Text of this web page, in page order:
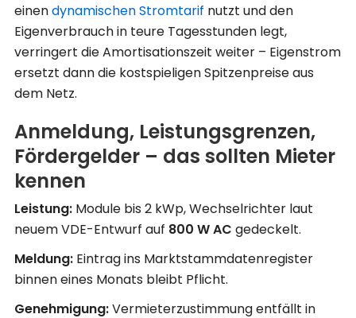
einendynamischen Stromtarif nutzt und den
Eigenverbrauch in teure Tagesstunden legt,
verringert die Amortisationszeit weiter – Eigenstrom
ersetzt dann die kostspieligen Spitzenpreise aus
dem Netz.
Anmeldung, Leistungsgrenzen,
Fördergelder – das sollten Mieter
kennen
Leistung: Module bis 2 kWp, Wechselrichter laut
neuem VDE-Entwurf auf 800 W AC gedeckelt.
Meldung: Eintrag ins Marktstammdatenregister
binnen eines Monats bleibt Pflicht.
Genehmigung:Vermieterzustimmung entfällt in